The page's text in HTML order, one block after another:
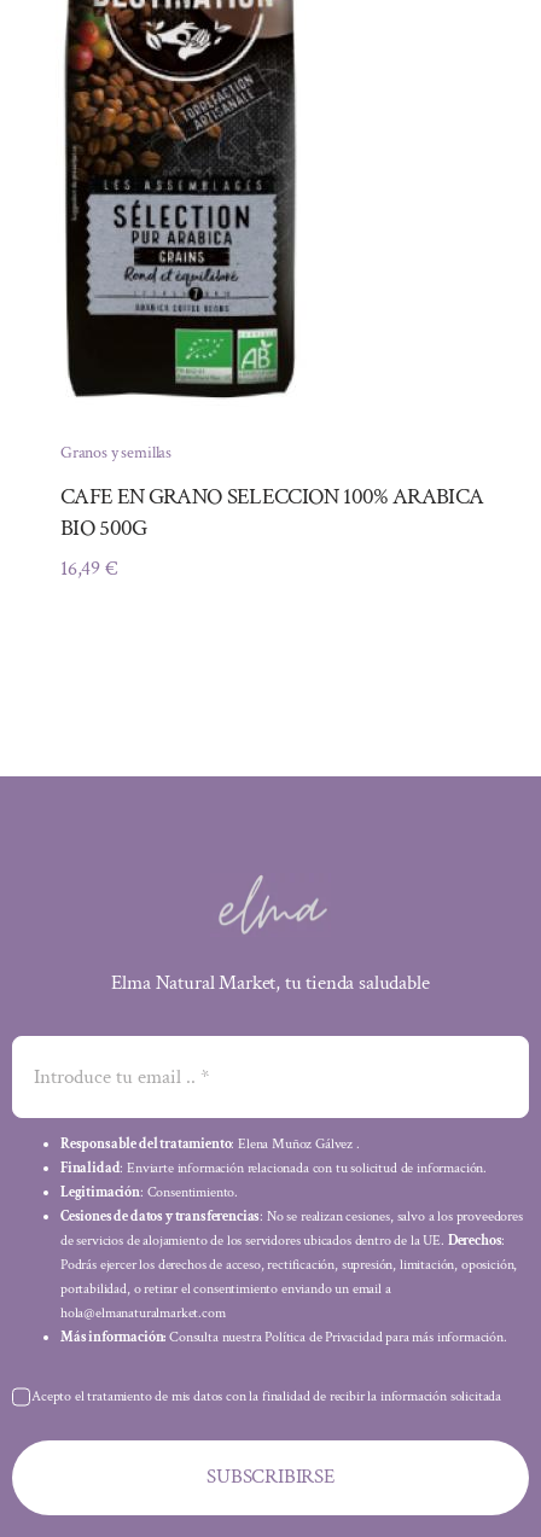
Granos y semillas
CAFE EN GRANO SELECCION 100% ARABICA
BIO 500G
16,49€
Elma Natural Market, tu tienda saludable
Responsable del tratamiento: Elena Muñoz Gálvez .
Finalidad: Enviarte información relacionada con tu solicitud de información.
Legitimación: Consentimiento.
Cesiones de datos y transferencias: No se realizan cesiones, salvo a los proveedores
de servicios de alojamiento de los servidores ubicados dentro de la UE. Derechos:
Podrás ejercer los derechos de acceso, rectificación, supresión, limitación, oposición,
portabilidad, o retirar el consentimiento enviando un email a
hola@elmanaturalmarket.com
Más información: Consulta nuestra Política de Privacidad para más información.
Acepto el tratamiento de mis datos con la finalidad de recibir la información solicitada
SUBSCRIBIRSE